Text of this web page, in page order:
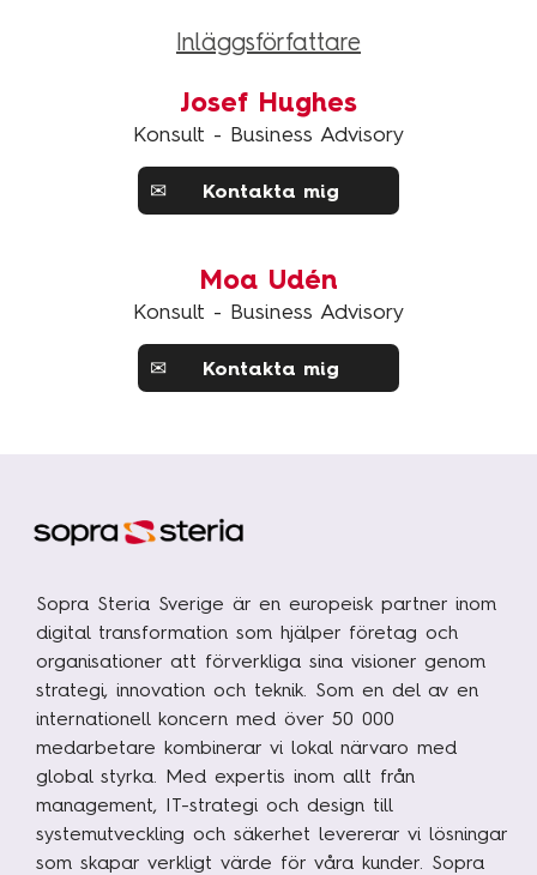
Inläggsförfattare
Josef Hughes
Konsult - Business Advisory
✉ Kontakta mig
Moa Udén
Konsult - Business Advisory
✉ Kontakta mig
Sopra Steria Sverige är en europeisk partner inom
digital transformation som hjälper företag och
organisationer att förverkliga sina visioner genom
strategi, innovation och teknik. Som en del av en
internationell koncern med över 50 000
medarbetare kombinerar vi lokal närvaro med
global styrka. Med expertis inom allt från
management, IT-strategi och design till
systemutveckling och säkerhet levererar vi lösningar
som skapar verkligt värde för våra kunder. Sopra